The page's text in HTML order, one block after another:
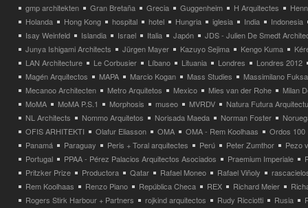
gmp architekten
Gran Bretaña Grecia Guggenheim H Arquitectes
Holanda
Hong Kong hospital hotel Hungria iglesia India
Indonesia
Isay Weinfeld
Islandia Israel Italia Japón
JDS - Julien De Smedt
Junya Ishigami Architects
Jürgen Mayer Kazuyo Sejima Kengo Kuma
LAN Architecture
Le Corbusier Líbano Lituania Londres
Londres 2012
Magén Arquitectos
MAPA Marcio Kogan Mass Studies
Massimilano
Mecanoo Architecten
Metro Arquitetos Mexico Mies van der Rohe
Milan
MoMA
MoMA P.S.1 Morphosis museo MVRDV
Natura Futura
NL Architects
Nommo Arquitetos Norisada Maeda Norman Foster
OFIS ARHITEKTI
Olafur Eliasson OMA OMA - Rem Koolhaas
Ordos 100
Panamá
Paraguay Peris + Toral arquitectes Perú Peter Zumthor
Pezo
Portugal
PPAA - Pérez Palacios Arquitectos Asociados Praemium Imperiale
Pritzker Prize
Productora Qatar Rafael Moneo Rafael Viñoly
Rem Koolhaas
Renzo Piano República Checa REX Richard Meier
Rogers Stirk Harbour + Partners
rojkind arquitectos Rudy Ricciotti Rusia